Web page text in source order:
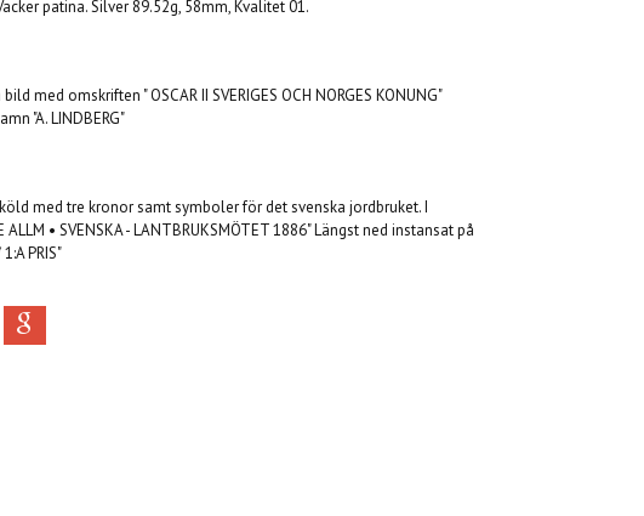
patina. Silver 89.52g, 58mm, Kvalitet 01.
med omskriften " OSCAR II SVERIGES OCH NORGES KONUNG"
"A. LINDBERG"
med tre kronor samt symboler för det svenska jordbruket. I
• SVENSKA - LANTBRUKSMÖTET 1886" Längst ned instansat på
PRIS"